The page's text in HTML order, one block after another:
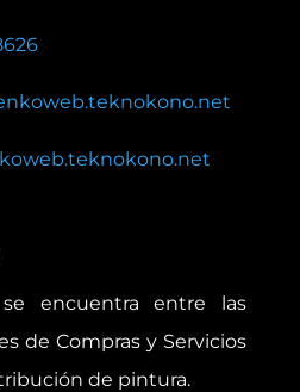
encuentra entre las
de Compras y Servicios
de pintura.